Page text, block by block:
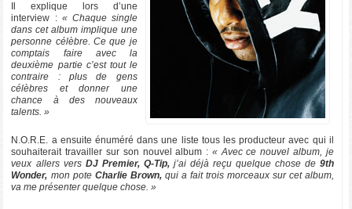
Il explique lors d’une
interview : « Chaque single
dans cet album implique une
personne célèbre. Ce que je
comptais faire avec la
deuxième partie c’est tout le
contraire : plus de gens
célèbres et donner une
chance à des nouveaux
talents. »
N.O.R.E. a ensuite énuméré dans une liste tous les producteur avec qui il
souhaiterait travailler sur son nouvel album : « Avec ce nouvel album, je
veux allers vers DJ Premier, Q-Tip,j’ai déjà reçu quelque chose de 9th
Wonder, mon pote Charlie Brown,qui a fait trois morceaux sur cet album,
va me présenter quelque chose. »